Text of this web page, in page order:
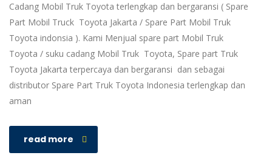
Cadang Mobil Truk Toyota terlengkap dan bergaransi ( Spare
Part Mobil Truck Toyota Jakarta / Spare Part Mobil Truk
Toyota indonsia ). Kami Menjual spare part Mobil Truk
Toyota / suku cadang Mobil Truk Toyota, Spare part Truk
Toyota Jakarta terpercaya dan bergaransi dan sebagai
distributor Spare Part Truk Toyota Indonesia terlengkap dan
aman
read more